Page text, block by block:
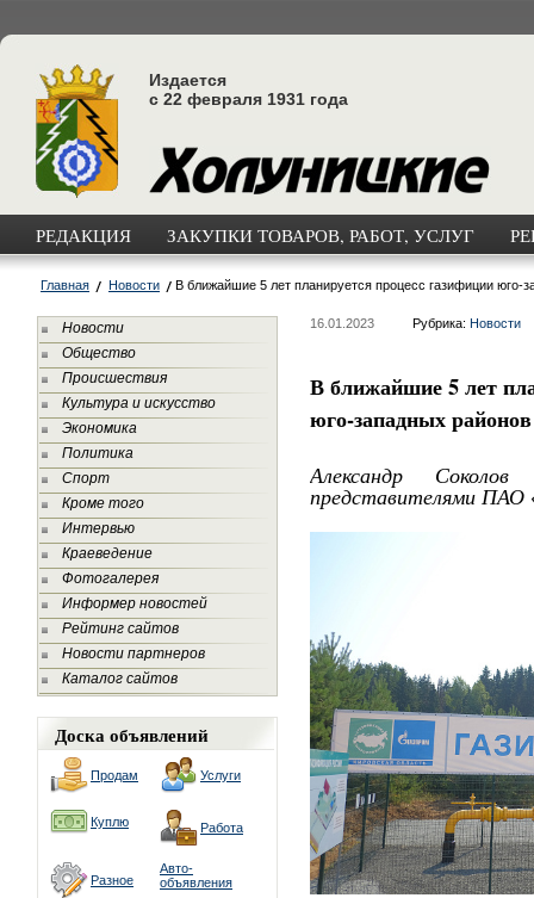
Издается
с 22 февраля 1931 года
РЕДАКЦИЯ ЗАКУПКИ ТОВАРОВ, РАБОТ, УСЛУГ
Главная Новости В ближайшие 5 лет планируется процесс газифиции юго-
Новости
Общество
Происшествия
Культура и искусство
Экономика
Политика
Спорт
Кроме того
Интервью
Краеведение
Фотогалерея
Информер новостей
Рейтинг сайтов
Новости партнеров
Каталог сайтов
Доска объявлений
Продам Услуги
Куплю Работа
Разное
Авто-
объявления
16.01.2023 Рубрика: Новости
В ближайшие 5 лет
юго-западных
Александр
представителями ПАО